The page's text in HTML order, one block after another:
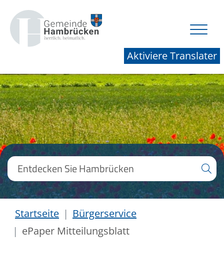
Aktiviere Translater
Startseite
Bürgerservice
ePaper Mitteilungsblatt